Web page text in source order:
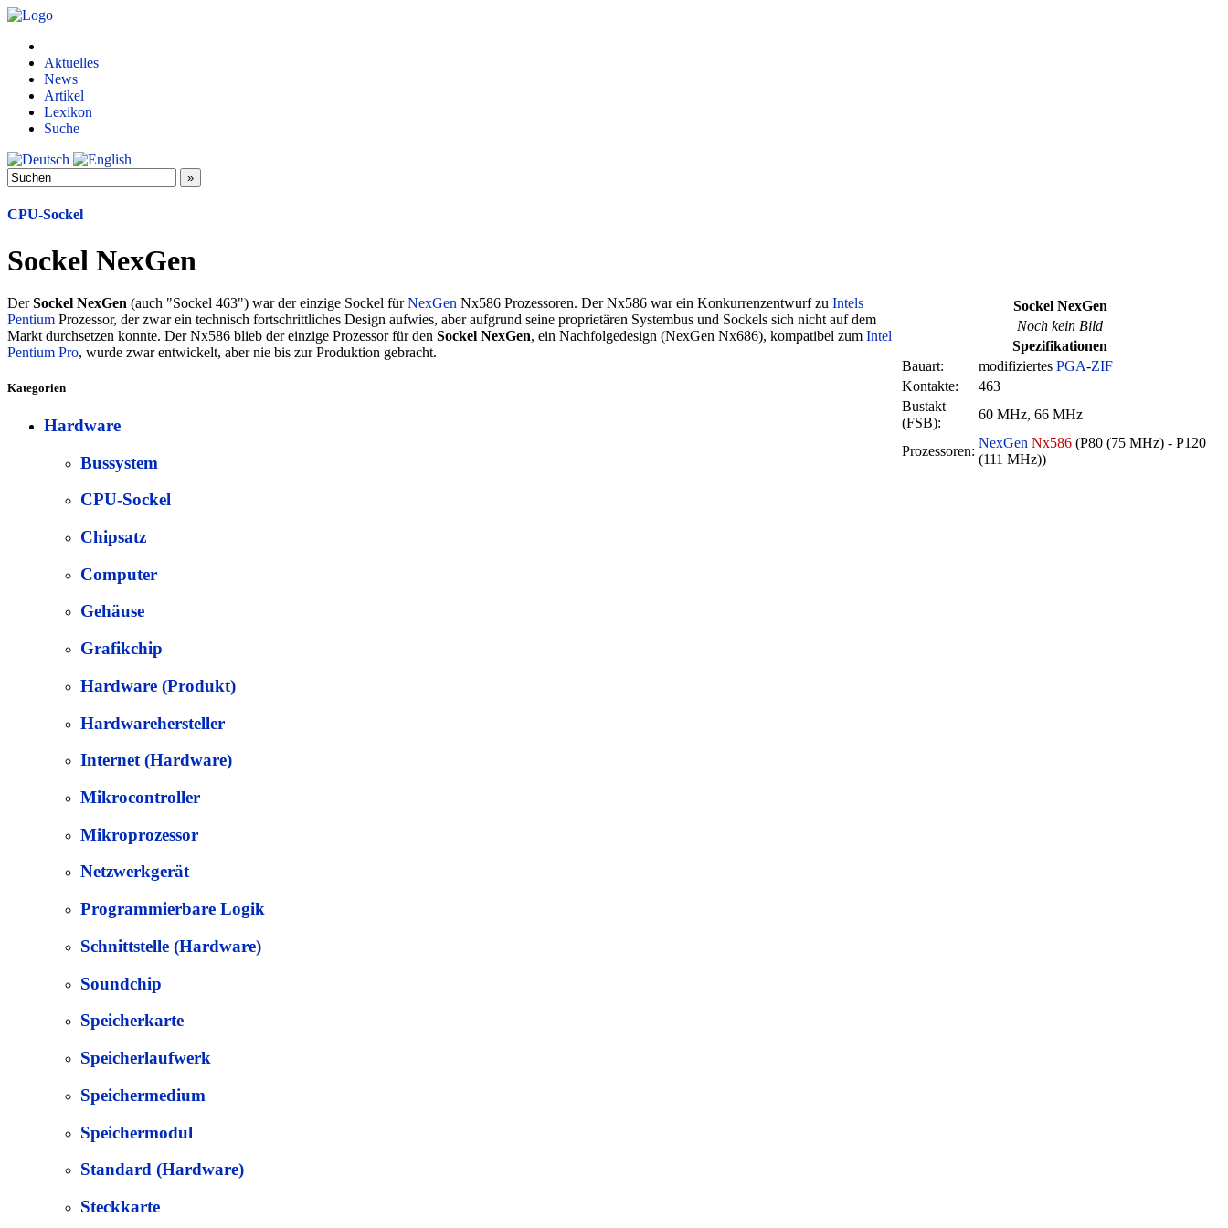
Aktuelles
News
Artikel
Lexikon
Suche
CPU-Sockel
Sockel NexGen
Sockel NexGen
Noch kein Bild
Spezifikationen
Bauart:
modifiziertes PGA-ZIF
Kontakte:
463
Bustakt
(FSB):
60 MHz, 66 MHz
Prozessoren:
NexGen Nx586 (P80 (75 MHz) - P120
(111 MHz))
DerSockel NexGen (auch "Sockel 463") war der einzige Sockel fürNexGen Nx586 Prozessoren. Der Nx586 war ein Konkurrenzentwurf zu Intels
Pentium Prozessor, der zwar ein technisch fortschrittliches Design aufwies, aber aufgrund seine proprietären Systembus und Sockels sich nicht auf dem
Markt durchsetzen konnte. Der Nx586 blieb der einzige Prozessor für den Sockel NexGen, ein Nachfolgedesign (NexGen Nx686), kompatibel zum Intel
Pentium Pro, wurde zwar entwickelt, aber nie bis zur Produktion gebracht.
Kategorien
Hardware
Bussystem
CPU-Sockel
Chipsatz
Computer
Gehäuse
Grafikchip
Hardware (Produkt)
Hardwarehersteller
Internet (Hardware)
Mikrocontroller
Mikroprozessor
Netzwerkgerät
Programmierbare Logik
Schnittstelle (Hardware)
Soundchip
Speicherkarte
Speicherlaufwerk
Speichermedium
Speichermodul
Standard (Hardware)
Steckkarte